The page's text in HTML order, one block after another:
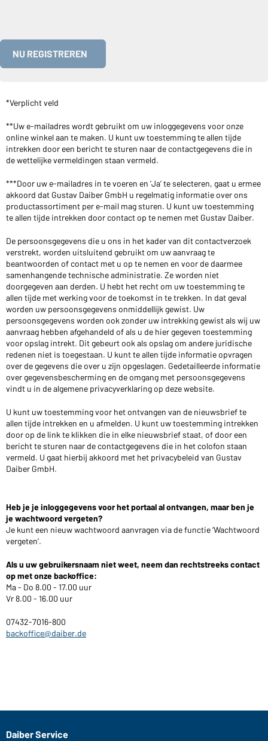
Nu registreren
*Verplicht veld
**Uw e-mailadres wordt gebruikt om uw inloggegevens voor onze
online winkel aan te maken. U kunt uw toestemming te allen tijde
intrekken door een bericht te sturen naar de contactgegevens die in
de wettelijke vermeldingen staan vermeld.
***Door uw e-mailadres in te voeren en ‘Ja’ te selecteren, gaat u ermee
akkoord dat Gustav Daiber GmbH u regelmatig informatie over ons
productassortiment per e-mail mag sturen. U kunt uw toestemming
te allen tijde intrekken door contact op te nemen met Gustav Daiber.
De persoonsgegevens die u ons in het kader van dit contactverzoek
verstrekt, worden uitsluitend gebruikt om uw aanvraag te
beantwoorden of contact met u op te nemen en voor de daarmee
samenhangende technische administratie. Ze worden niet
doorgegeven aan derden. U hebt het recht om uw toestemming te
allen tijde met werking voor de toekomst in te trekken. In dat geval
worden uw persoonsgegevens onmiddellijk gewist. Uw
persoonsgegevens worden ook zonder uw intrekking gewist als wij uw
aanvraag hebben afgehandeld of als u de hier gegeven toestemming
voor opslag intrekt. Dit gebeurt ook als opslag om andere juridische
redenen niet is toegestaan. U kunt te allen tijde informatie opvragen
over de gegevens die over u zijn opgeslagen. Gedetailleerde informatie
over gegevensbescherming en de omgang met persoonsgegevens
vindt u in de algemene privacyverklaring op deze website.
U kunt uw toestemming voor het ontvangen van de nieuwsbrief te
allen tijde intrekken en u afmelden. U kunt uw toestemming intrekken
door op de link te klikken die in elke nieuwsbrief staat, of door een
bericht te sturen naar de contactgegevens die in het colofon staan
vermeld. U gaat hierbij akkoord met het privacybeleid van Gustav
Daiber GmbH.
Heb je je inloggegevens voor het portaal al ontvangen, maar ben je
je wachtwoord vergeten?
Je kunt een nieuw wachtwoord aanvragen via de functie ‘Wachtwoord
vergeten’.
Als u uw gebruikersnaam niet weet, neem dan rechtstreeks contact
op met onze backoffice:
Ma - Do 8.00 - 17.00 uur
Vr 8.00 - 16.00 uur
07432-7016-800
backoffice@daiber.de
Daiber Service